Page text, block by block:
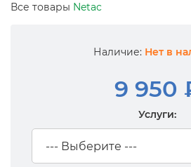
Все товары Netac
Наличие: Нет в
9 950
Услуги: